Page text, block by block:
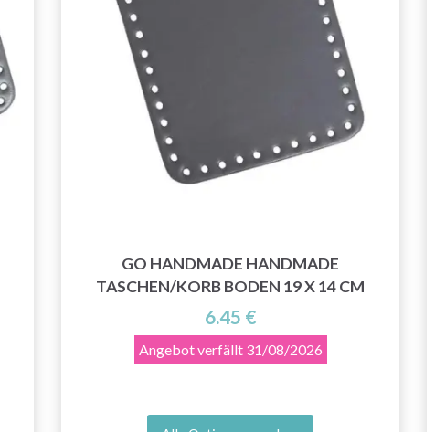
GO HANDMADE HANDMADE
TASCHEN/KORB BODEN 19 X 14 CM
6.45 €
Angebot verfällt 31/08/2026